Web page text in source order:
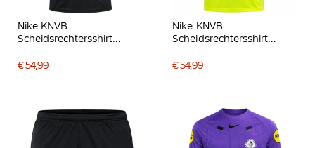
Nike KNVB
Scheidsrechtersshirt
€ 54,99
Nike KNVB
Scheidsrechtersshirt
Zwart
€ 54,99